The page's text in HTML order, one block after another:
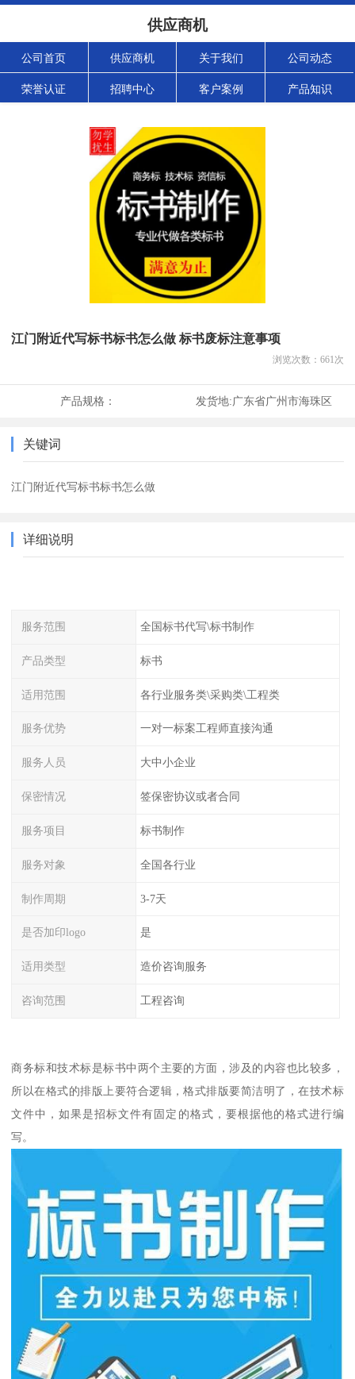
供应商机
公司首页 供应商机 关于我们 公司动态
荣誉认证 招聘中心 客户案例 产品知识
江门附近代写标书标书怎么做 标书废标注意事项
浏览次数： 661次
产品规格： 发货地:广东省广州市海珠区
关键词
江门附近代写标书标书怎么做
详细说明
服务范围 全国标书代写\标书制作
产品类型 标书
适用范围 各行业服务类\采购类\工程类
服务优势 一对一标案工程师直接沟通
服务人员 大中小企业
保密情况 签保密协议或者合同
服务项目 标书制作
服务对象 全国各行业
制作周期 3-7天
是否加印logo 是
适用类型 造价咨询服务
咨询范围 工程咨询
商务标和技术标是标书中两个主要的方面，涉及的内容也比较多，
所以在格式的排版上要符合逻辑，格式排版要简洁明了，在技术标
文件中，如果是招标文件有固定的格式，要根据他的格式进行编
写。